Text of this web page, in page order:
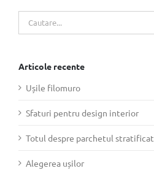
Articole recente
Ușile filomuro
Sfaturi pentru design interior
Totul despre parchetul stratificat
Alegerea ușilor